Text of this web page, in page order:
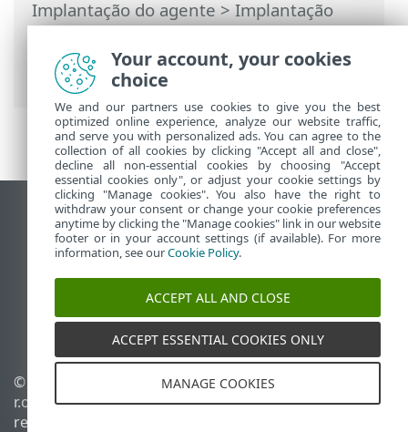
Implantação do agente>Implantação
remota>ESET Remote Deployment Tool
> Selecione computadores a partir do
Active Directory
Ver site para desktop
End of Life
Base de conhecimento ESET
Fórum ESET
ESET Status Portal
Suporte regional
© 1992 - 2026 ESET, spol. s
r.o. - Todos os direitos
reservados.
Gerenciar cookies
Política de cookies
Your account, your cookies
choice
We and our partners use cookies to give you the best
optimized online experience, analyze our website traffic,
and serve you with personalized ads. You can agree to the
collection of all cookies by clicking "Accept all and close",
decline all non-essential cookies by choosing "Accept
essential cookies only", or adjust your cookie settings by
clicking "Manage cookies". You also have the right to
withdraw your consent or change your cookie preferences
anytime by clicking the "Manage cookies" link in our website
footer or in your account settings (if available). For more
information, see ourCookie Policy.
ACCEPT ALL AND CLOSE
ACCEPT ESSENTIAL COOKIES ONLY
MANAGE COOKIES